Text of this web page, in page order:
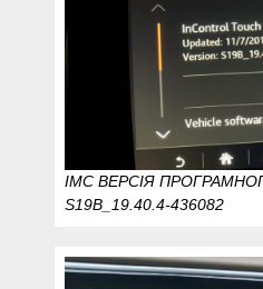
IMC ВЕРСІЯ
S19B_19.40.4-436082